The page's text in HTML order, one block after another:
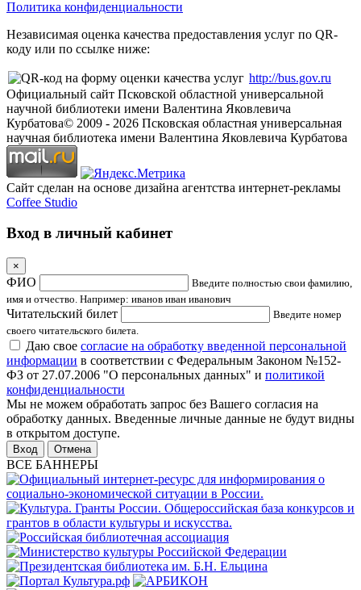
Политика конфиденциальности
Независимая оценка качества предоставления услуг по QR-
коду или по ссылке ниже:
http://bus.gov.ru
Официальный сайт Псковской областной универсальной
научной библиотеки имени Валентина Яковлевича
Курбатова© 2009 - 2026 Псковская областная универсальная
научная библиотека имени Валентина Яковлевича Курбатова
Сайт сделан на основе дизайна агентства интернет-рекламы
Coffee Studio
Вход в личный кабинет
×
ФИО
Введите полностью свои фамилию,
имя и отчество. Например: иванов иван иванович
Читательский билет
Введите номер
своего читательского билета.
Даю свое согласие на обработку введенной персональной
информации в соответствии с Федеральным Законом №152-
ФЗ от 27.07.2006 "О персональных данных" и политикой
конфиденциальности
Мы не можем обработать запрос без Вашего согласия на
обработку данных. Введенные личные данные не будут видны
в открытом доступе.
Отмена
ВСЕ БАННЕРЫ